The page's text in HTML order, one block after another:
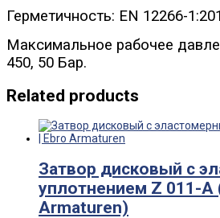
Герметичность: EN 12266-
Максимальное рабочее
450, 50 Бар.
Related products
Затвор дисковый с
уплотнением Z 011-A
Armaturen)